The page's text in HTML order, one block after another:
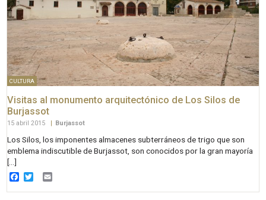
CULTURA
Visitas al monumento arquitectónico de Los Silos de
Burjassot
15 abril 2015 | Burjassot
Los Silos, los imponentes almacenes subterráneos de trigo que son
emblema indiscutible de Burjassot, son conocidos por la gran mayoría
[…]
Facebook
Twitter